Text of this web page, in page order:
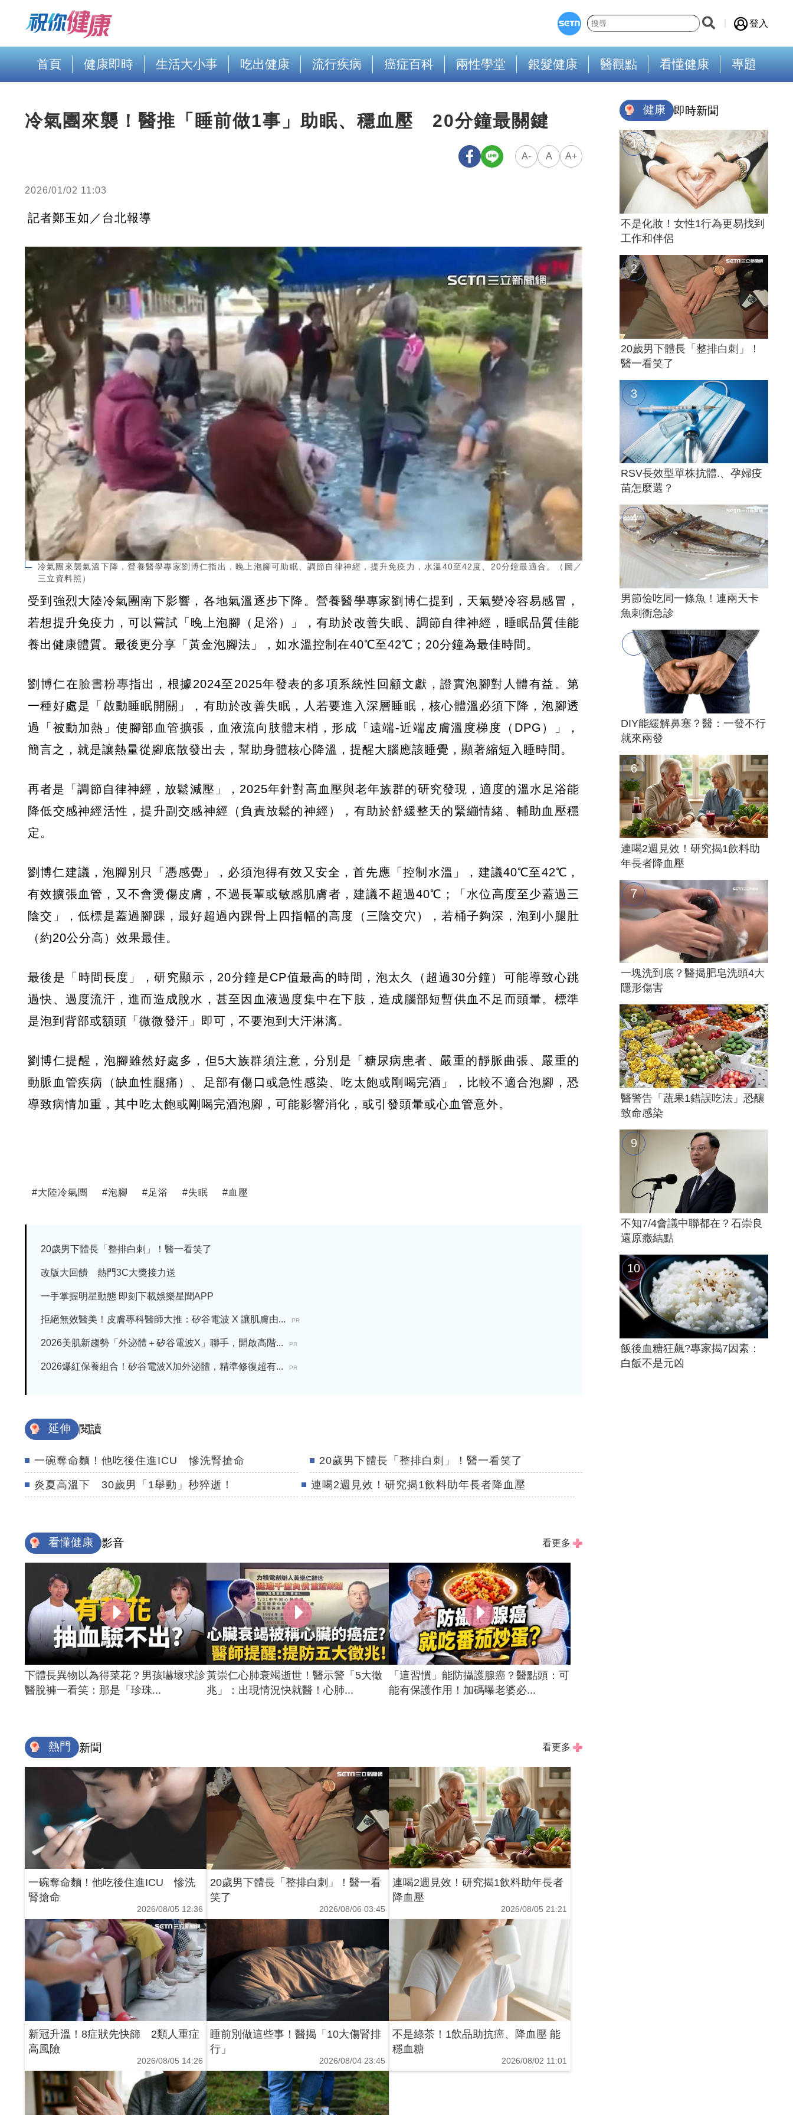
登入
首頁 健康即時 生活大小事 吃出健康 流行疾病 癌症百科 兩性學堂 銀髮健康 醫觀點 看懂健康 專題
冷氣團來襲！醫推「睡前做1事」助眠、穩血壓 20分鐘最關鍵
A- A A+
2026/01/02 11:03
記者鄭玉如／台北報導
冷氣團來襲氣溫下降，營養醫學專家劉博仁指出，晚上泡腳可助眠、調節自律神經，提升免疫力，水溫40至42度、20分鐘最適合。（圖／
三立資料照）
受到強烈大陸冷氣團南下影響，各地氣溫逐步下降。營養醫學專家劉博仁提到，天氣變冷容易感冒，
若想提升免疫力，可以嘗試「晚上泡腳（足浴）」，有助於改善失眠、調節自律神經，睡眠品質佳能
養出健康體質。最後更分享「黃金泡腳法」，如水溫控制在40℃至42℃；20分鐘為最佳時間。
劉博仁在臉書粉專指出，根據2024至2025年發表的多項系統性回顧文獻，證實泡腳對人體有益。第
一種好處是「啟動睡眠開關」，有助於改善失眠，人若要進入深層睡眠，核心體溫必須下降，泡腳透
過「被動加熱」使腳部血管擴張，血液流向肢體末梢，形成「遠端-近端皮膚溫度梯度（DPG）」，
簡言之，就是讓熱量從腳底散發出去，幫助身體核心降溫，提醒大腦應該睡覺，顯著縮短入睡時間。
再者是「調節自律神經，放鬆減壓」，2025年針對高血壓與老年族群的研究發現，適度的溫水足浴能
降低交感神經活性，提升副交感神經（負責放鬆的神經），有助於舒緩整天的緊繃情緒、輔助血壓穩
定。
劉博仁建議，泡腳別只「憑感覺」，必須泡得有效又安全，首先應「控制水溫」，建議40℃至42℃，
有效擴張血管，又不會燙傷皮膚，不過長輩或敏感肌膚者，建議不超過40℃；「水位高度至少蓋過三
陰交」，低標是蓋過腳踝，最好超過內踝骨上四指幅的高度（三陰交穴），若桶子夠深，泡到小腿肚
（約20公分高）效果最佳。
最後是「時間長度」，研究顯示，20分鐘是CP值最高的時間，泡太久（超過30分鐘）可能導致心跳
過快、過度流汗，進而造成脫水，甚至因血液過度集中在下肢，造成腦部短暫供血不足而頭暈。標準
是泡到背部或額頭「微微發汗」即可，不要泡到大汗淋漓。
劉博仁提醒，泡腳雖然好處多，但5大族群須注意，分別是「糖尿病患者、嚴重的靜脈曲張、嚴重的
動脈血管疾病（缺血性腿痛）、足部有傷口或急性感染、吃太飽或剛喝完酒」，比較不適合泡腳，恐
導致病情加重，其中吃太飽或剛喝完酒泡腳，可能影響消化，或引發頭暈或心血管意外。
#大陸冷氣團 #泡腳 #足浴 #失眠 #血壓
20歲男下體長「整排白刺」！醫一看笑了
改版大回饋 熱門3C大獎接力送
一手掌握明星動態 即刻下載娛樂星聞APP
拒絕無效醫美！皮膚專科醫師大推：矽谷電波 X 讓肌膚由... PR
2026美肌新趨勢「外泌體＋矽谷電波X」聯手，開啟高階... PR
2026爆紅保養組合！矽谷電波X加外泌體，精準修復超有... PR
延伸 閱讀
一碗奪命麵！他吃後住進ICU 慘洗腎搶命 20歲男下體長「整排白刺」！醫一看笑了
炎夏高溫下 30歲男「1舉動」秒猝逝！ 連喝2週見效！研究揭1飲料助年長者降血壓
看懂健康 影音 看更多
下體長異物以為得菜花？男孩嚇壞求診
醫脫褲一看笑：那是「珍珠...
黃崇仁心肺衰竭逝世！醫示警「5大徵
兆」：出現情況快就醫！心肺...
「這習慣」能防攝護腺癌？醫點頭：可
能有保護作用！加碼曝老婆必...
熱門 新聞 看更多
一碗奪命麵！他吃後住進ICU 慘洗
腎搶命
2026/08/05 12:36
20歲男下體長「整排白刺」！醫一看
笑了
2026/08/06 03:45
連喝2週見效！研究揭1飲料助年長者
降血壓
2026/08/05 21:21
新冠升溫！8症狀先快篩 2類人重症
高風險
2026/08/05 14:26
睡前別做這些事！醫揭「10大傷腎排
行」
2026/08/04 23:45
不是綠茶！1飲品助抗癌、降血壓 能
穩血糖
2026/08/02 11:01
健康 即時新聞
不是化妝！女性1行為更易找到
工作和伴侶
20歲男下體長「整排白刺」！
醫一看笑了
RSV長效型單株抗體.、孕婦疫
苗怎麼選？
男節儉吃同一條魚！連兩天卡
魚刺衝急診
DIY能緩解鼻塞？醫：一發不行
就來兩發
連喝2週見效！研究揭1飲料助
年長者降血壓
一塊洗到底？醫揭肥皂洗頭4大
隱形傷害
醫警告「蔬果1錯誤吃法」恐釀
致命感染
不知7/4會議中聯都在？石崇良
還原癥結點
飯後血糖狂飆?專家揭7因素：
白飯不是元凶